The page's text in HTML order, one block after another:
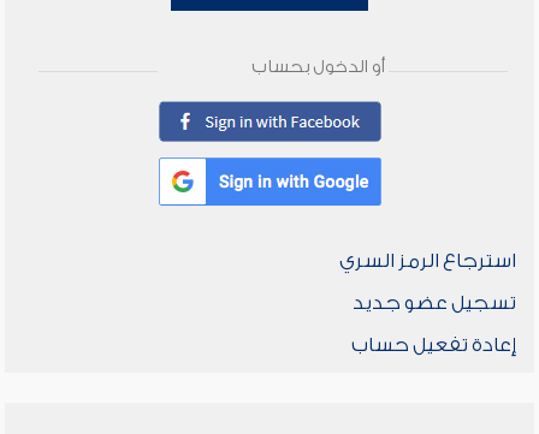
أو الدخول بحساب
استرجاع الرمز السري
تسجيل عضو جديد
إعادة تفعيل حساب